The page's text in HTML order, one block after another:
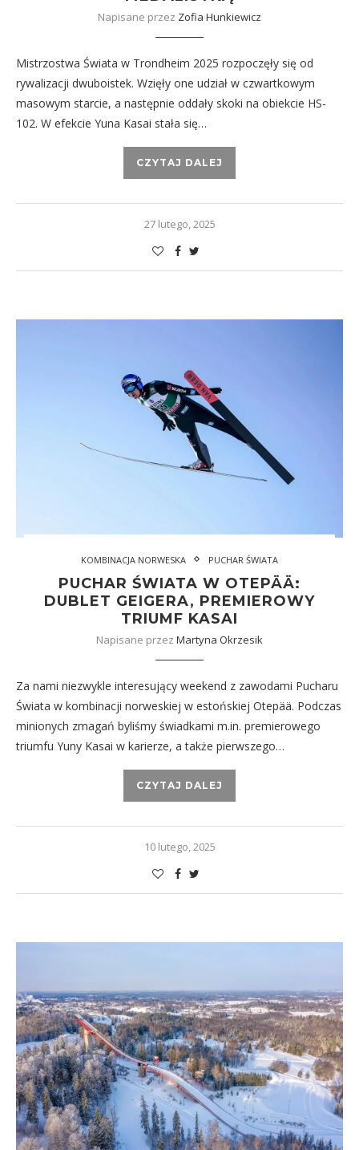
Napisane przez Zofia Hunkiewicz
Mistrzostwa Świata w Trondheim 2025 rozpoczęły się od
rywalizacji dwuboistek. Wzięły one udział w czwartkowym
masowym starcie, a następnie oddały skoki na obiekcie HS-
102. W efekcie Yuna Kasai stała się…
CZYTAJ DALEJ
27 lutego, 2025
KOMBINACJA NORWESKA PUCHAR ŚWIATA
PUCHAR ŚWIATA W OTEPÄÄ:
DUBLET GEIGERA, PREMIEROWY
TRIUMF KASAI
Napisane przez Martyna Okrzesik
Za nami niezwykle interesujący weekend z zawodami Pucharu
Świata w kombinacji norweskiej w estońskiej Otepää. Podczas
minionych zmagań byliśmy świadkami m.in. premierowego
triumfu Yuny Kasai w karierze, a także pierwszego…
CZYTAJ DALEJ
10 lutego, 2025